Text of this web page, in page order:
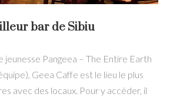
bar de Sibiu
jeunesse Pangeea – The Entire Earth
Geea Caffe est le lieu le plus
avec des locaux. Pour y accéder, il